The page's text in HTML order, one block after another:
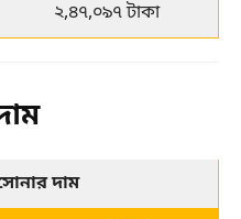
২,৪৭,০৯৭ টাকা
দাম